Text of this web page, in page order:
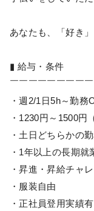
あなたも、「好き
▮ 給与・条件
￣￣￣￣￣￣￣￣
・週2/1日5h～勤務
・1230円～1500円
・土日どちらかの
・1年以上の長期就
・昇進・昇給チャ
・服装自由
・正社員登用実績有